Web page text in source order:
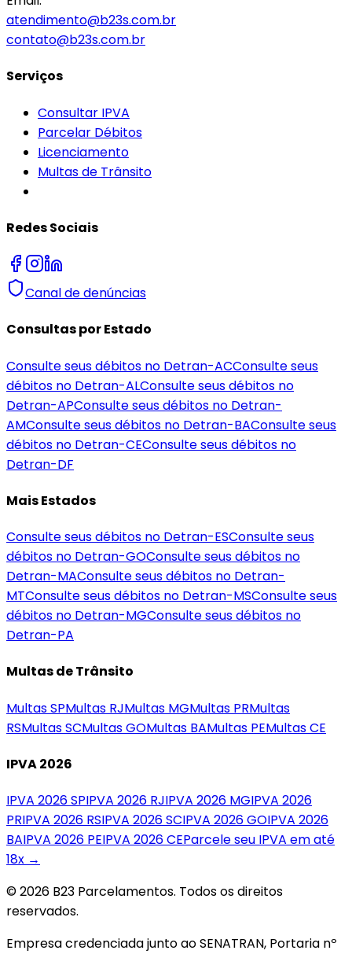
atendimento@b23s.com.br
contato@b23s.com.br
Serviços
Consultar IPVA
Parcelar Débitos
Licenciamento
Multas de Trânsito
Redes Sociais
Canal de denúncias
Consultas por Estado
Consulte seus débitos no Detran-ACConsulte seus
débitos no Detran-ALConsulte seus débitos no
Detran-APConsulte seus débitos no Detran-
AMConsulte seus débitos no Detran-BAConsulte seus
débitos no Detran-CEConsulte seus débitos no
Detran-DF
Mais Estados
Consulte seus débitos no Detran-ESConsulte seus
débitos no Detran-GOConsulte seus débitos no
Detran-MAConsulte seus débitos no Detran-
MTConsulte seus débitos no Detran-MSConsulte seus
débitos no Detran-MGConsulte seus débitos no
Detran-PA
Multas de Trânsito
MultasSPMultas RJMultas MGMultas PRMultas
RSMultasSCMultasGOMultas BAMultas PEMultasCE
IPVA 2026
IPVA 2026SPIPVA 2026 RJIPVA 2026 MGIPVA 2026
PRIPVA 2026 RSIPVA 2026SCIPVA 2026GOIPVA 2026
BAIPVA 2026 PEIPVA 2026CEParcele seu IPVA em até
18x →
© 2026 B23 Parcelamentos. Todos os direitos
reservados.
Empresa credenciada junto ao SENATRAN, Portaria nº